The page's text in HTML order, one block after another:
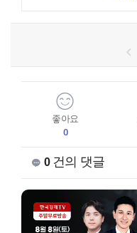
좋아요
0
0건의 댓글